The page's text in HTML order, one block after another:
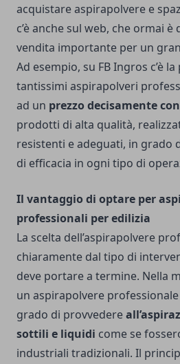
acquistare aspirapolvere e
c’è anche sul web, che ormai
vendita importante per un
Ad esempio, su FB Ingros c’è
tantissimi aspirapolveri
ad un prezzo decisamente
prodotti di alta qualità,
resistenti e adeguati, in grado
di efficacia in ogni tipo di
Il vantaggio di optare per
professionali per edilizia
La scelta dell’aspirapolvere
chiaramente dal tipo di
deve portare a termine. Nella
un aspirapolvere
grado di provvedere
sottili e liquidi come se
industriali tradizionali. Il